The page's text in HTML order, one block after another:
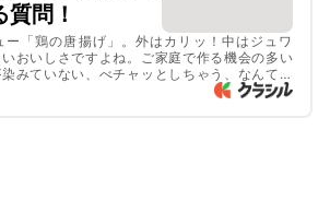
問！
ー「鶏の唐揚げ」。外はカリッ！中はジュワ
おいしさですよね。ご家庭で作る機会の多い
みていない、べチャッとしちゃう、なんてお